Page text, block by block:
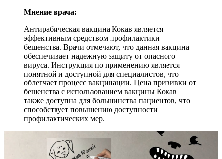
Мнение врача:
Антирабическая вакцина Кокав является
эффективным средством профилактики
бешенства. Врачи отмечают, что данная вакцина
обеспечивает надежную защиту от опасного
вируса. Инструкция по применению является
понятной и доступной для специалистов, что
облегчает процесс вакцинации. Цена прививки от
бешенства с использованием вакцины Кокав
также доступна для большинства пациентов, что
способствует повышению доступности
профилактических мер.